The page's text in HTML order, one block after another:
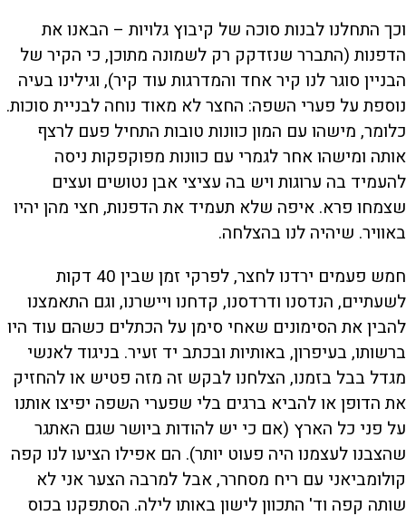
וכך התחלנו לבנות סוכה של קיבוץ גלויות – הבאנו את
הדפנות (התברר שנזדקק רק לשמונה מתוכן, כי הקיר של
הבניין סוגר לנו קיר אחד והמדרגות עוד קיר), וגילינו בעיה
נוספת על פערי השפה: החצר לא מאוד נוחה לבניית סוכות.
כלומר, מישהו עם המון כוונות טובות התחיל פעם לרצף
אותה ומישהו אחר לגמרי עם כוונות מפוקפקות ניסה
להעמיד בה ערוגות ויש בה עציצי אבן נטושים ועצים
שצמחו פרא. איפה שלא תעמיד את הדפנות, חצי מהן יהיו
באוויר. שיהיה לנו בהצלחה.
חמש פעמים ירדנו לחצר, לפרקי זמן שבין 40 דקות
לשעתיים, הנדסנו ודרדסנו, קדחנו ויישרנו, וגם התאמצנו
להבין את הסימונים שאחי סימן על הכתלים כשהם עוד היו
ברשותו, בעיפרון, באותיות ובכתב יד זעיר. בניגוד לאנשי
מגדל בבל בזמנו, הצלחנו לבקש זה מזה פטיש או להחזיק
את הדופן או להביא ברגים בלי שפערי השפה יפיצו אותנו
על פני כל הארץ (אם כי יש להודות ביושר שגם האתגר
שהצבנו לעצמנו היה פעוט יותר). הם אפילו הציעו לנו קפה
קולומביאני עם ריח מסחרר, אבל למרבה הצער אני לא
שותה קפה וד' התכוון לישון באותו לילה. הסתפקנו בכוס